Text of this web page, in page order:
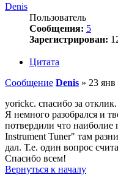
Denis
Пользователь
Сообщения: 5
Зарегистрирован:
Цитата
Сообщение Denis » 23
yorickc. спасибо за отклик.
Я немного разобрался и
потвердили что
Instrument Tuner" там
дал. Т.е. один вопрос
Спасибо всем!
Вернуться к началу